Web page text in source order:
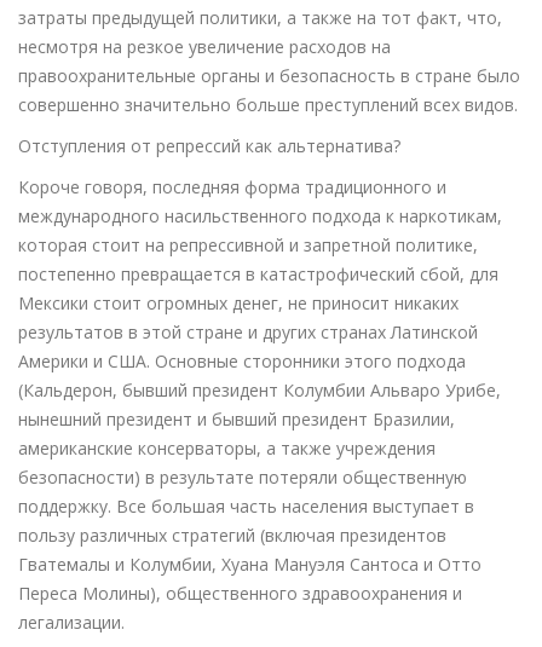
затраты предыдущей политики, а также на тот факт, что,
несмотря на резкое увеличение расходов на
правоохранительные органы и безопасность в стране было
совершенно значительно больше преступлений всех видов.
Отступления от репрессий как альтернатива?
Короче говоря, последняя форма традиционного и
международного насильственного подхода к наркотикам,
которая стоит на репрессивной и запретной политике,
постепенно превращается в катастрофический сбой, для
Мексики стоит огромных денег, не приносит никаких
результатов в этой стране и других странах Латинской
Америки и США. Основные сторонники этого подхода
(Кальдерон, бывший президент Колумбии Альваро Урибе,
нынешний президент и бывший президент Бразилии,
американские консерваторы, а также учреждения
безопасности) в результате потеряли общественную
поддержку. Все большая часть населения выступает в
пользу различных стратегий (включая президентов
Гватемалы и Колумбии, Хуана Мануэля Сантоса и Отто
Переса Молины), общественного здравоохранения и
легализации.